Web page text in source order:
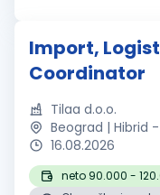
Import,
Coordinator
Tilaa d.o.o.
Beograd | Hibrid -
16.08.2026
neto 90.000 -